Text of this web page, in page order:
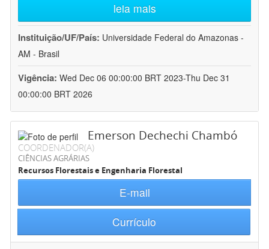
leia mais
Instituição/UF/País: Universidade Federal do Amazonas -
AM - Brasil
Vigência: Wed Dec 06 00:00:00 BRT 2023-Thu Dec 31
00:00:00 BRT 2026
Emerson Dechechi Chambó
COORDENADOR(A)
CIÊNCIAS AGRÁRIAS
Recursos Florestais e Engenharia Florestal
E-mail
Currículo